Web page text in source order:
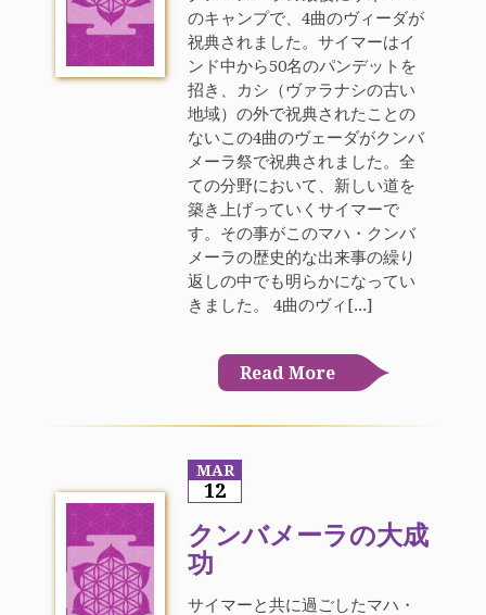
のキャンプで、4曲のヴィーダが
祝典されました。サイマーはイ
ンド中から50名のパンデットを
招き、カシ（ヴァラナシの古い
地域）の外で祝典されたことの
ないこの4曲のヴェーダがクンバ
メーラ祭で祝典されました。全
ての分野において、新しい道を
築き上げっていくサイマーで
す。その事がこのマハ・クンバ
メーラの歴史的な出来事の繰り
返しの中でも明らかになってい
きました。 4曲のヴィ[...]
Read More
MAR
12
クンバメーラの大成
功
サイマーと共に過ごしたマハ・